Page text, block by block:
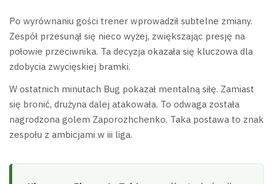
Po wyrównaniu gości trener wprowadził subtelne zmiany.
Zespół przesunął się nieco wyżej, zwiększając presję na
połowie przeciwnika. Ta decyzja okazała się kluczowa dla
zdobycia zwycięskiej bramki.
W ostatnich minutach Bug pokazał mentalną siłę. Zamiast
się bronić, drużyna dalej atakowała. To odwaga została
nagrodzona golem Zaporozhchenko. Taka postawa to znak
zespołu z ambicjami w iii liga.